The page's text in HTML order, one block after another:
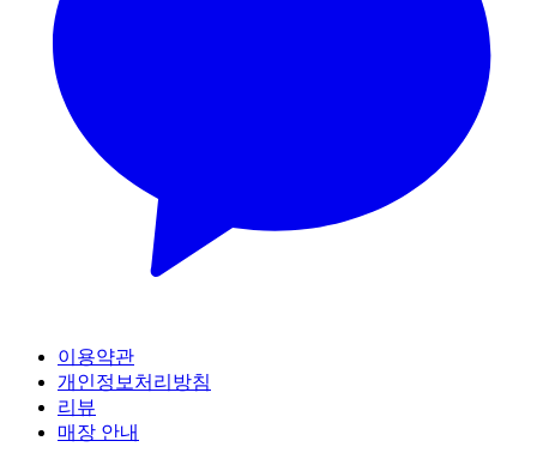
이용약관
개인정보처리방침
리뷰
매장 안내